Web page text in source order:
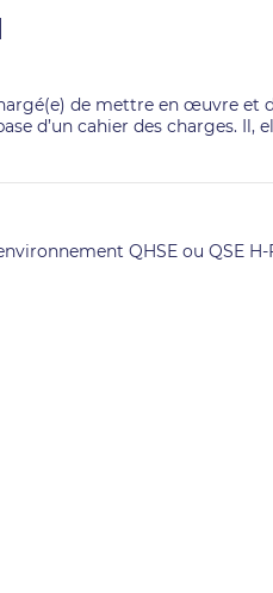
de mettre en œuvre et
d’un cahier des charges.
QHSE ou QSE H-